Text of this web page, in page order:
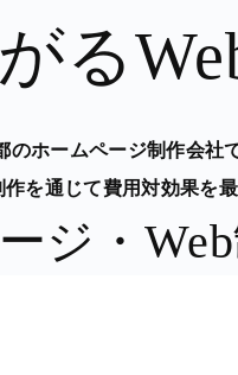
る
のホームページ制作会社
作を通じて費用対効果を最
ジ・